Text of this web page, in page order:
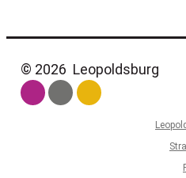
© 2026 Leopoldsburg